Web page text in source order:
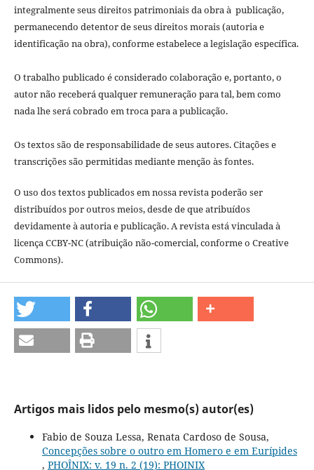
integralmente seus direitos patrimoniais da obra à publicação,
permanecendo detentor de seus direitos morais (autoria e
identificação na obra), conforme estabelece a legislação especí­fica.
O trabalho publicado é considerado colaboração e, portanto, o
autor não receberá qualquer remuneração para tal, bem como
nada lhe será cobrado em troca para a publicação.
Os textos são de responsabilidade de seus autores. Citações e
transcrições são permitidas mediante menção às fontes.
O uso dos textos publicados em nossa revista poderão ser
distribuídos por outros meios, desde de que atribuídos
devidamente à autoria e publicação. A revista está vinculada à
licença CCBY-NC (atribuição não-comercial, conforme o Creative
Commons).
Artigos mais lidos pelo mesmo(s) autor(es)
Fabio de Souza Lessa, Renata Cardoso de Sousa,
Concepções sobre o outro em Homero e em Eurípides
, PHOÎNIX: v. 19 n. 2 (19): PHOINIX